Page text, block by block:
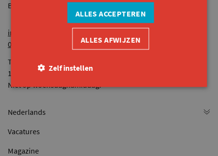
BE44 7380 4118 8545
info@konekt.be
09 261 57 50
Telefonisch bereikbaar van maandag tot vrijdag van 9u tot
12u30 en van 13u tot 16u.
Niet op woensdagnamiddag.
Vacatures
Magazine
ALLES ACCEPTEREN
ALLES AFWIJZEN
Zelf instellen